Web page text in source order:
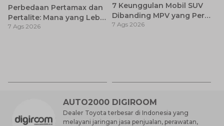
Perbedaan Pertamax dan
Pertalite: Mana yang Lebih
Baik untuk Mobil Toyota
7 Ags 2026
7 Keunggulan Mobil SUV
Dibanding MPV yang Perlu
Anda Ketahui
7 Ags 2026
AUTO2000 DIGIROOM
Dealer Toyota terbesar di Indonesia yang
melayani jaringan jasa penjualan, perawatan,